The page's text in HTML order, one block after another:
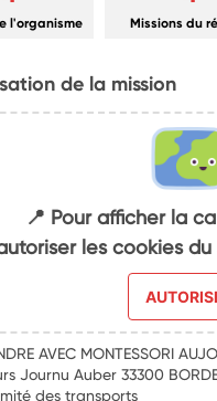
l'organisme Missions du
de la mission
📍 Pour afficher la
les cookies
AVEC MONTESSORI
Journu Auber 33300
des transports